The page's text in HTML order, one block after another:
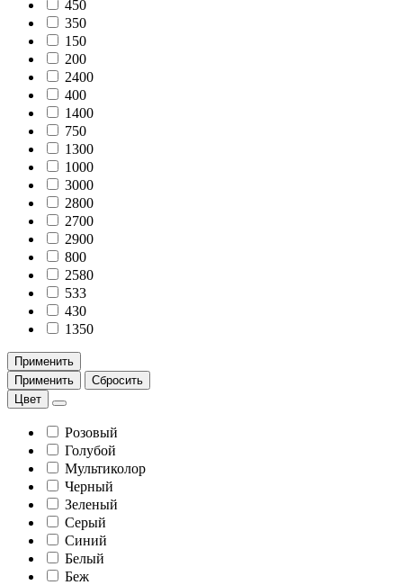
450
350
150
200
2400
400
1400
750
1300
1000
3000
2800
2700
2900
800
2580
533
430
1350
Применить
Применить
Сбросить
Цвет
Розовый
Голубой
Мультиколор
Черный
Зеленый
Серый
Синий
Белый
Беж